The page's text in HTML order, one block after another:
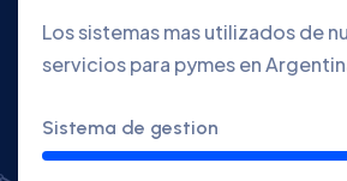
Los sistemas mas utilizados de
servicios para pymes en
Sistema de gestion